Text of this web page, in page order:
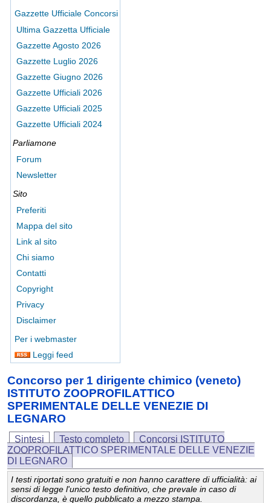
Gazzette Ufficiale Concorsi
Ultima Gazzetta Ufficiale
Gazzette Agosto 2026
Gazzette Luglio 2026
Gazzette Giugno 2026
Gazzette Ufficiali 2026
Gazzette Ufficiali 2025
Gazzette Ufficiali 2024
Parliamone
Forum
Newsletter
Sito
Preferiti
Mappa del sito
Link al sito
Chi siamo
Contatti
Copyright
Privacy
Disclaimer
Per i webmaster
Leggi feed
Concorso per 1 dirigente chimico (veneto)
ISTITUTO ZOOPROFILATTICO
SPERIMENTALE DELLE VENEZIE DI
LEGNARO
Sintesi Testo completo
Concorsi ISTITUTO
ZOOPROFILATTICO SPERIMENTALE DELLE VENEZIE
DI LEGNARO
I testi riportati sono gratuiti e non hanno carattere di ufficialità: ai
sensi di legge l'unico testo definitivo, che prevale in caso di
discordanza, è quello pubblicato a mezzo stampa.